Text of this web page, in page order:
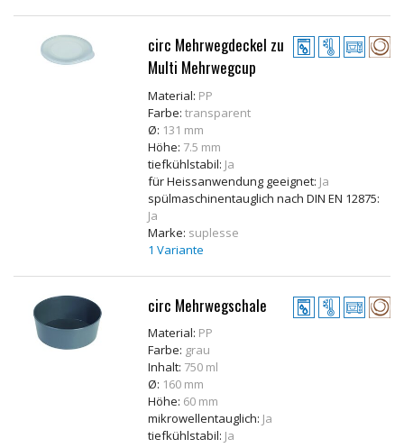
circ Mehrwegdeckel zu
Multi Mehrwegcup
Material: PP
Farbe:transparent
Ø: 131 mm
Höhe: 7.5 mm
tiefkühlstabil: Ja
für Heissanwendung geeignet: Ja
spülmaschinentauglich nach DIN EN 12875:
Ja
Marke: suplesse
1 Variante
circ Mehrwegschale
Material: PP
Farbe: grau
Inhalt: 750 ml
Ø: 160 mm
Höhe: 60 mm
mikrowellentauglich: Ja
tiefkühlstabil: Ja